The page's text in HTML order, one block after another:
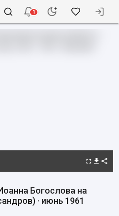
1
Богослова на
· июнь 1961